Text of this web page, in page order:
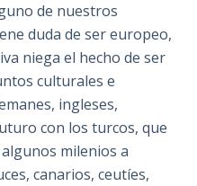
de nuestros
duda de ser europeo,
niega el hecho de ser
culturales e
ingleses,
con los turcos, que
milenios a
canarios, ceutíes,